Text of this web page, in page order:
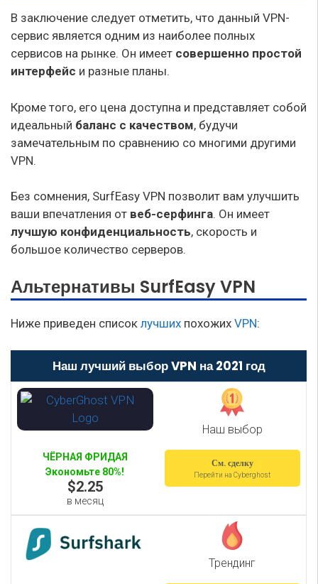
В заключение следует отметить, что данный VPN-
сервис является одним из наиболее полных
сервисов на рынке. Он имеет совершенно простой
интерфейс и разные планы.
Кроме того, его цена доступна и представляет собой
идеальный баланс с качеством, будучи
замечательным по сравнению со многими другими
VPN.
Без сомнения, SurfEasy VPN позволит вам улучшить
ваши впечатления от веб-серфинга. Он имеет
лучшую конфиденциальность, скорость и
большое количество серверов.
Альтернативы SurfEasy VPN
Ниже приведен список лучших похожих VPN:
Наш лучший выбор VPN на 2021 год
Наш выбор
ЧЁРНАЯ ФРИДАЯ
Экономьте 80%!
$2.25
в месяц
См. сделку
Перейти на Cyberghost
Трендинг